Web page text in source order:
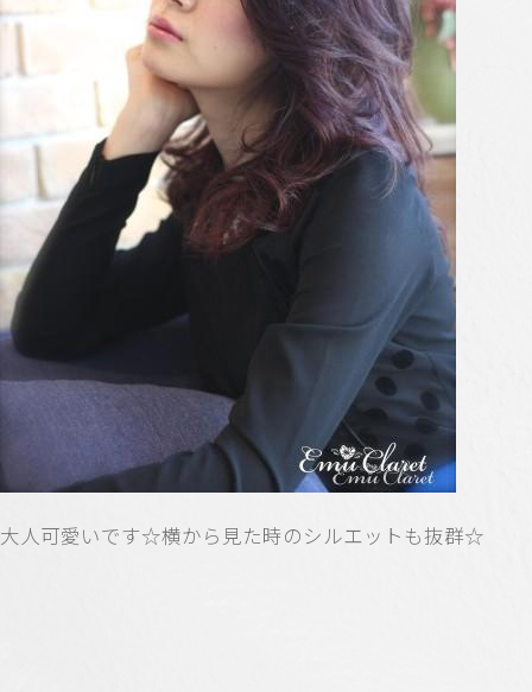
大人可愛いです☆横から見た時のシルエットも抜群☆